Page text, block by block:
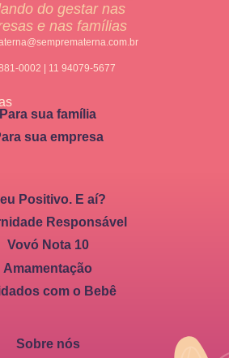
do gestar nas
e nas famílias
0002 | 11 94079-5677
Para sua família
sua empresa
Positivo. E aí?
Responsável
Vovó Nota 10
Amamentação
com o Bebê
Sobre nós